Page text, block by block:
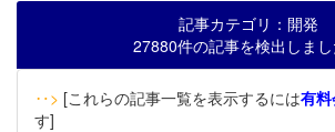
記事カテゴリ：開発
27880件の記事を検出しまし
‥> [これらの記事一覧を表示するには有
す]